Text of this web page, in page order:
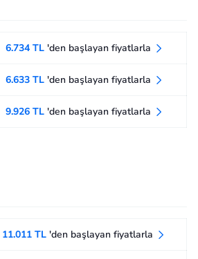
6.734 TL 'den başlayan fiyatlarla
6.633 TL 'den başlayan fiyatlarla
9.926 TL 'den başlayan fiyatlarla
11.011 TL 'den başlayan fiyatlarla